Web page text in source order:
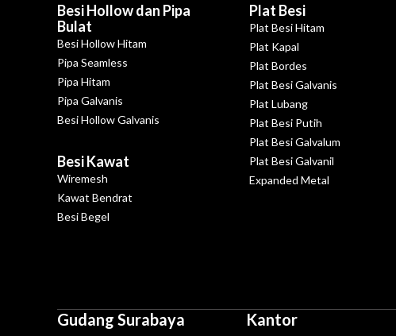
Besi Hollow dan Pipa
Bulat
Besi Hollow Hitam
Pipa Seamless
Pipa Hitam
Pipa Galvanis
Besi Hollow Galvanis
Besi Kawat
Wiremesh
Kawat Bendrat
Besi Begel
Plat Besi
Plat Besi Hitam
Plat Kapal
Plat Bordes
Plat Besi Galvanis
Plat Lubang
Plat Besi Putih
Plat Besi Galvalum
Plat Besi Galvanil
Expanded Metal
Gudang Surabaya Kantor